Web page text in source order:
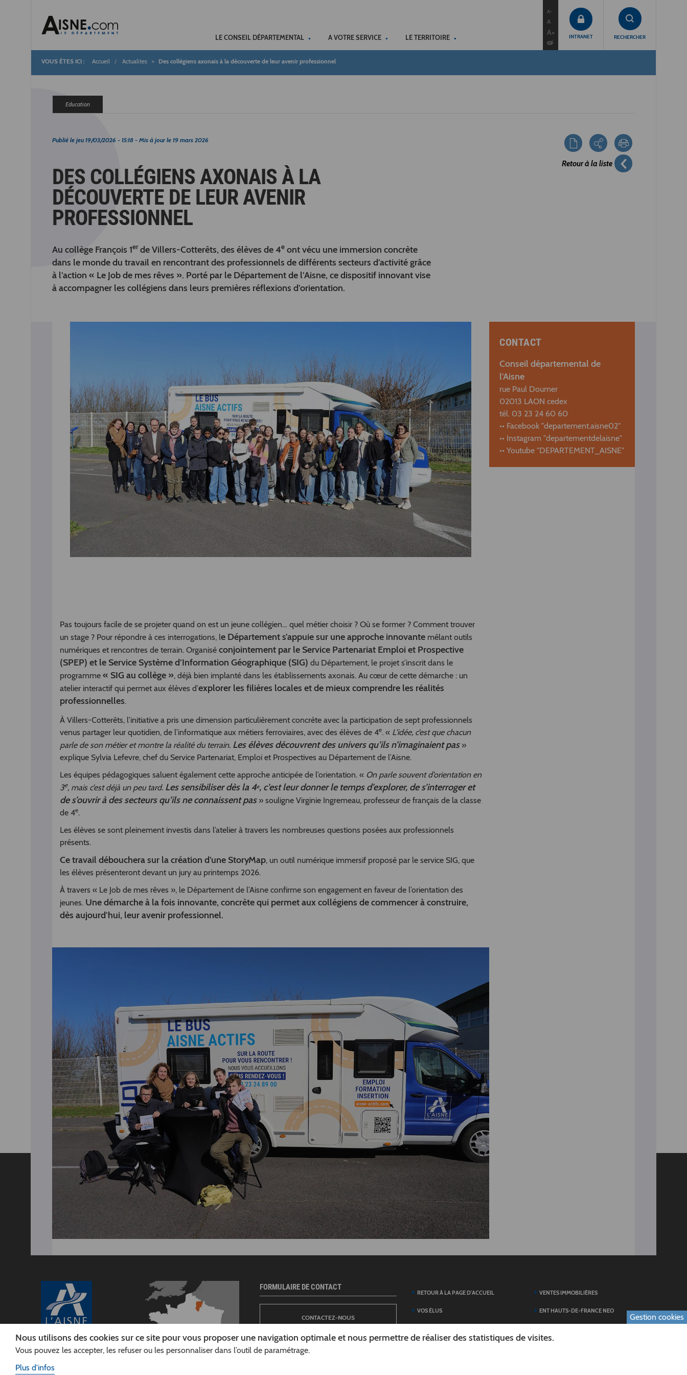
LE CONSEIL DÉPARTEMENTAL A VOTRE SERVICE LE TERRITOIRE
A-
A
A+ INTRANET RECHERCHER
Fil
d'Ariane
Accueil Actualites Des collégiens axonais à la découverte de leur avenir professionnel
Education
Retour à la liste
Publié le jeu 19/03/2026 - 15:18 - Mis à jour le 19 mars 2026
DES COLLÉGIENS AXONAIS À LA
DÉCOUVERTE DE LEUR AVENIR
PROFESSIONNEL
Au collège François 1erde Villers-Cotterêts, des élèves de 4e ont vécu une immersion concrète
dans le monde du travail en rencontrant des professionnels de différents secteurs d’activité grâce
à l’action « Le Job de mes rêves ». Porté par le Département de l’Aisne, ce dispositif innovant vise
à accompagner les collégiens dans leurs premières réflexions d’orientation.
Pas toujours facile de se projeter quand on est un jeune collégien… quel métier choisir ? Où se former ? Comment trouver
un stage ? Pour répondre à ces interrogations, le Département s’appuie sur une approche innovante mêlant outils
numériques et rencontres de terrain. Organisé conjointement par le Service Partenariat Emploi et Prospective
(SPEP) et le Service Système d’Information Géographique (SIG) du Département, le projet s’inscrit dans le
programme « SIG au collège », déjà bien implanté dans les établissements axonais. Au cœur de cette démarche : un
atelier interactif qui permet aux élèves d’explorer les filières locales et de mieux comprendre les réalités
professionnelles.
À Villers-Cotterêts, l’initiative a pris une dimension particulièrement concrète avec la participation de sept professionnels
venus partager leur quotidien, de l’informatique aux métiers ferroviaires, avec des élèves de 4e. « L’idée, c’est que chacun
parle de son métier et montre la réalité du terrain. Les élèves découvrent des univers qu’ils n’imaginaient pas »
explique Sylvia Lefevre, chef du Service Partenariat, Emploi et Prospectives au Département de l’Aisne.
Les équipes pédagogiques saluent également cette approche anticipée de l’orientation. « On parle souvent d’orientation en
3e, mais c’est déjà un peu tard. Les sensibiliser dès la 4e, c’est leur donner le temps d’explorer, de s’interroger et
de s’ouvrir à des secteurs qu’ils ne connaissent pas » souligne Virginie Ingremeau, professeur de français de la classe
de 4e.
Les élèves se sont pleinement investis dans l’atelier à travers les nombreuses questions posées aux professionnels
présents.
Ce travail débouchera sur la création d’une StoryMap, un outil numérique immersif proposé par le service SIG, que
les élèves présenteront devant un jury au printemps 2026.
À travers « Le Job de mes rêves », le Département de l’Aisne confirme son engagement en faveur de l’orientation des
jeunes. Une démarche à la fois innovante, concrète qui permet aux collégiens de commencer à construire,
dès aujourd’hui, leur avenir professionnel.
CONTACT
Conseil départemental de
l'Aisne
rue Paul Doumer
02013 LAON cedex
tél. 03 23 24 60 60
•• Facebook "departement.aisne02"
•• Instagram "departementdelaisne"
•• Youtube "DEPARTEMENT_AISNE"
CONSEIL
L'AISNE
FORMULAIRE DE CONTACT
CONTACTEZ-NOUS
RETOUR À LA PAGE D'ACCUEIL
VOS ÉLUS
DÉPARTEMENT
VENTES IMMOBILIÈRES
ENT HAUTS-DE-FRANCE NEO
Gestion cookies
Nous utilisons des cookies sur ce site pour vous proposer une navigation optimale et nous permettre de réaliser des statistiques de visites.
Vous pouvez les accepter, les refuser ou les personnaliser dans l’outil de paramétrage.
Plus d'infos